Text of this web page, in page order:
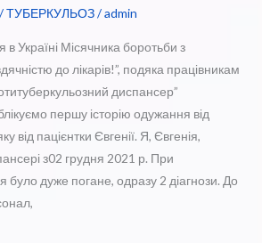
/ТУБЕРКУЛЬОЗ/admin
Україні Місячника боротьби з
до лікарів!”, подяка працівникам
диспансер”
першу історію одужання від
від пацієнтки Євгенії. Я, Євгенія,
з02 грудня 2021 р. При
було дуже погане, одразу 2 діагнози. До